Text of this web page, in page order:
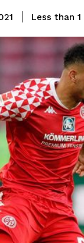
Less than 1